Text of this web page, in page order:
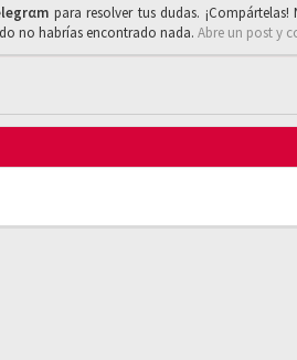
para resolver tus dudas.
no habrías encontrado nada. Abre un post y